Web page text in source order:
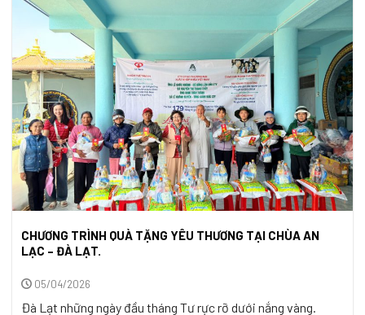
thiện lành, là những chốn bình yên để mỗi người có thể trở
về, lắng ...
CHƯƠNG TRÌNH QUÀ TẶNG YÊU THƯƠNG TẠI CHÙA AN
LẠC – ĐÀ LẠT.
05/04/2026
Đà Lạt những ngày đầu tháng Tư rực rỡ dưới nắng vàng.